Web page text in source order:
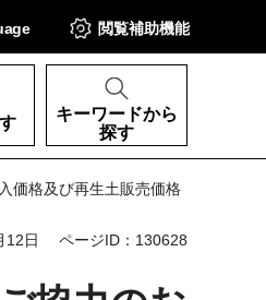
閲覧補助機能
キーワードから
探す
格及び再生土販売価格
12日 ページID：130628